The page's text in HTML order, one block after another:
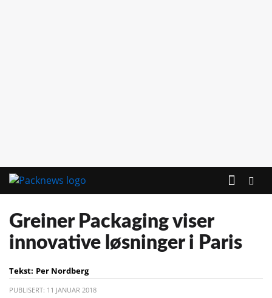
Greiner Packaging viser
innovative løsninger i Paris
Tekst: Per Nordberg
PUBLISERT: 11 JANUAR 2018